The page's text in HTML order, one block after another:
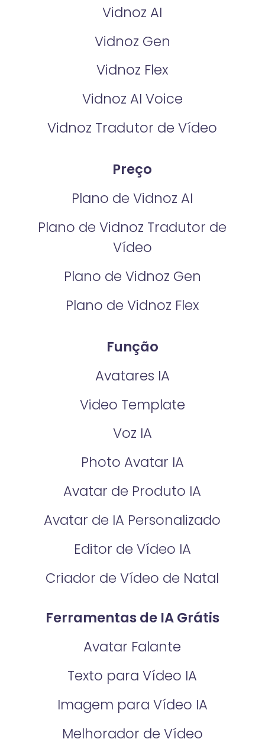
Vidnoz AI
Vidnoz Gen
Vidnoz Flex
Vidnoz AI Voice
Vidnoz Tradutor de Vídeo
Preço
Plano de Vidnoz AI
Plano de Vidnoz Tradutor de
Vídeo
Plano de Vidnoz Gen
Plano de Vidnoz Flex
Função
Avatares IA
Video Template
Voz IA
Photo Avatar IA
Avatar de Produto IA
Avatar de IA Personalizado
Editor de Vídeo IA
Criador de Vídeo de Natal
Ferramentas de IA Grátis
Avatar Falante
Texto para Vídeo IA
Imagem para Vídeo IA
Melhorador de Vídeo